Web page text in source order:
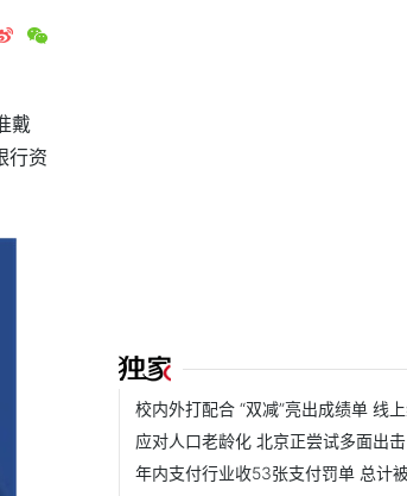
戴
行资
应对人口老龄化 北京正尝试多面出击